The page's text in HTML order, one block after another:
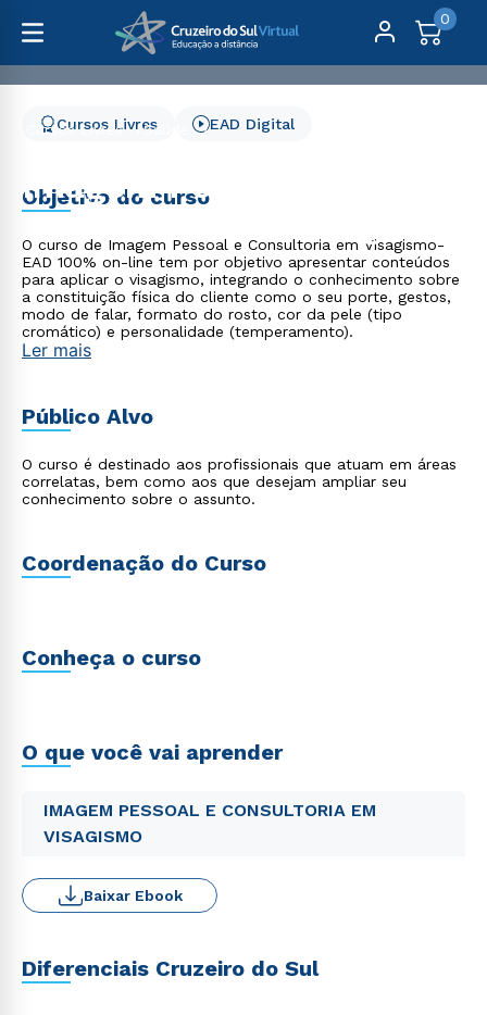
0
Cursos Livres
Saúde
Imagem Pessoal e
Consultoria em Visagismo
Cursos Livres EAD Digital
Objetivo do curso
O curso de Imagem Pessoal e Consultoria em Visagismo-
EAD 100% on-line tem por objetivo apresentar conteúdos
para aplicar o visagismo, integrando o conhecimento sobre
a constituição física do cliente como o seu porte, gestos,
modo de falar, formato do rosto, cor da pele (tipo
cromático) e personalidade (temperamento).
Ler mais
Público Alvo
O curso é destinado aos profissionais que atuam em áreas
correlatas, bem como aos que desejam ampliar seu
conhecimento sobre o assunto.
Coordenação do Curso
Conheça o curso
O que você vai aprender
IMAGEM PESSOAL E CONSULTORIA EM
VISAGISMO
Baixar Ebook
Diferenciais Cruzeiro do Sul